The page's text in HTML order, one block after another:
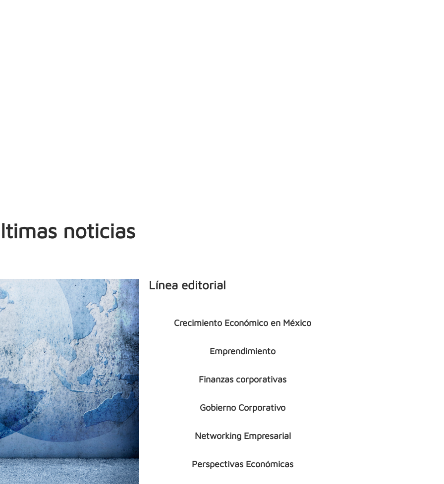
noticias
Línea editorial
Crecimiento Económico en México
Emprendimiento
Finanzas corporativas
Gobierno Corporativo
Networking Empresarial
Perspectivas Económicas